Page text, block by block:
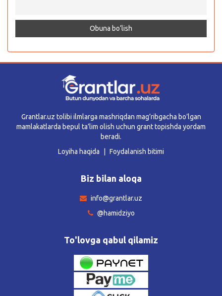
Grantlar.uz tolibi ilmlarga mashriqdan mag’ribgacha bo’lgan
mamlakatlarda bepul ta’lim olish uchun grant topishda yordam
beradi.
Loyiha haqida
Foydalanish bitimi
Biz bilan aloqa
info@grantlar.uz
@hamidziyo
To'lovga qabul qilamiz